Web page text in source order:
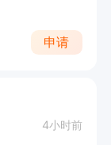
申请
4小时前